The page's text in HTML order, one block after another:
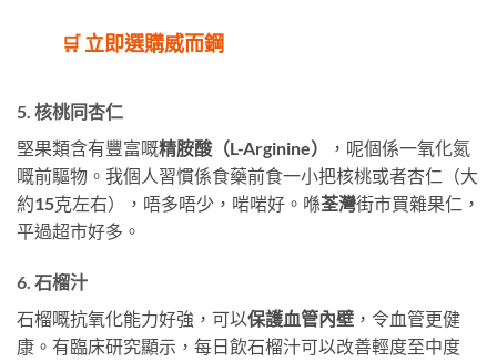
🛒 立即選購威而鋼
5. 核桃同杏仁
堅果類含有豐富嘅精胺酸（L-Arginine）
，呢個係一氧化氮
嘅前驅物。我個人習慣係食藥前食一小把核桃或者杏仁（大
約15克左右），唔多唔少，啱啱好。喺荃灣街市買雜果仁，
平過超市好多。
6. 石榴汁
石榴嘅抗氧化能力好強，可以保護血管內壁 ，令血管更健
康。有臨床研究顯示，每日飲石榴汁可以改善輕度至中度